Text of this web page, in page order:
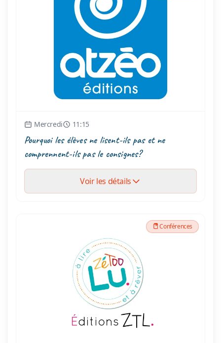
Mercredi 11:15
Pourquoi les élèves ne lisent-ils pas et ne
comprennent-ils pas le consignes?
Voir les détails
Conférences